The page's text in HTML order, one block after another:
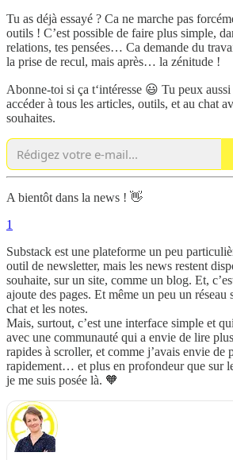
Tu as déjà essayé ? Ca ne marche pas
outils ! C’est possible de faire plus simple,
relations, tes pensées… Ca demande du
la prise de recul, mais après… la zénitude !
Abonne-toi si ça t‘intéresse 😃 Tu peux
accéder à tous les articles, outils, et au chat
souhaites.
A bientôt dans la news ! 👋
1
Substack est une plateforme un peu
outil de newsletter, mais les news restent
souhaite, sur un site, comme un blog. Et,
ajoute des pages. Et même un peu un réseau
chat et les notes.
Mais, surtout, c’est une interface simple et
avec une communauté qui a envie de lire
rapides à scroller, et comme j’avais envie de
rapidement… et plus en profondeur que sur
je me suis posée là. 🧡